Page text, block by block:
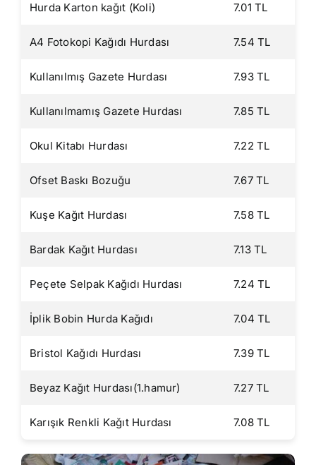
Hurda Karton kağıt (Koli) 7.01 TL
A4 Fotokopi Kağıdı Hurdası 7.54 TL
Kullanılmış Gazete Hurdası 7.93 TL
Kullanılmamış Gazete Hurdası 7.85 TL
Okul Kitabı Hurdası 7.22 TL
Ofset Baskı Bozuğu 7.67 TL
Kuşe Kağıt Hurdası 7.58 TL
Bardak Kağıt Hurdası 7.13 TL
Peçete Selpak Kağıdı Hurdası 7.24 TL
İplik Bobin Hurda Kağıdı 7.04 TL
Bristol Kağıdı Hurdası 7.39 TL
Beyaz Kağıt Hurdası(1.hamur) 7.27 TL
Karışık Renkli Kağıt Hurdası 7.08 TL